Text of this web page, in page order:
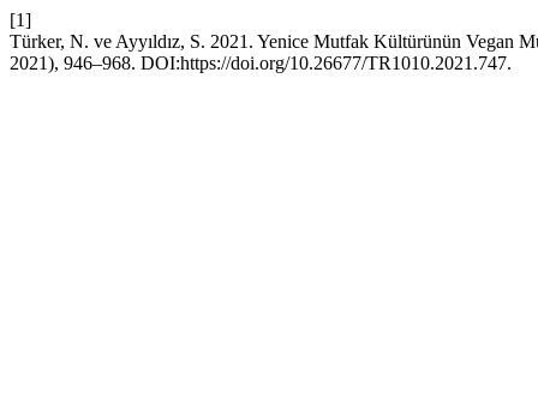
[1]
Türker, N. ve Ayyıldız, S. 2021. Yenice Mutfak Kültürünün Vegan
2021), 946–968. DOI:https://doi.org/10.26677/TR1010.2021.747.